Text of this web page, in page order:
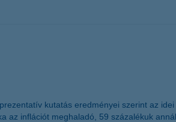
kutatás eredményei szerint az
inflációt meghaladó, 59 százalékuk